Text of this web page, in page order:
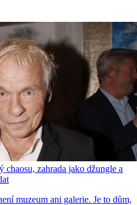
zahrada jako džungle a
muzeum ani galerie. Je to dům,